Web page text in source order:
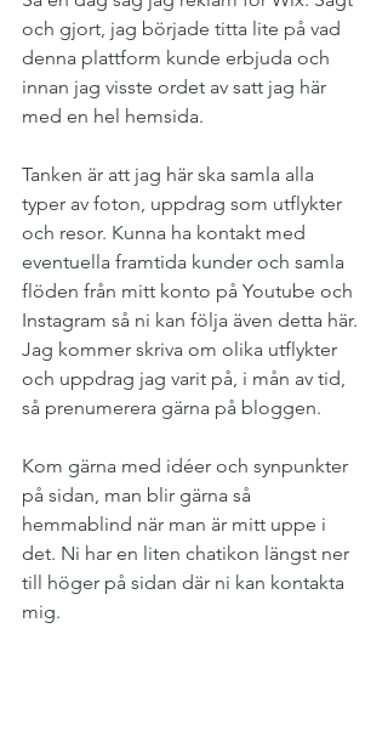
och gjort, jag började titta lite på vad
denna plattform kunde erbjuda och
innan jag visste ordet av satt jag här
med en hel hemsida.
Tanken är att jag här ska samla alla
typer av foton, uppdrag som utflykter
och resor. Kunna ha kontakt med
eventuella framtida kunder och samla
flöden från mitt konto på Youtube och
Instagram så ni kan följa även detta här.
Jag kommer skriva om olika utflykter
och uppdrag jag varit på, i mån av tid,
så prenumerera gärna på bloggen.
Kom gärna med idéer och synpunkter
på sidan, man blir gärna så
hemmablind när man är mitt uppe i
det. Ni har en liten chatikon längst ner
till höger på sidan där ni kan kontakta
mig.